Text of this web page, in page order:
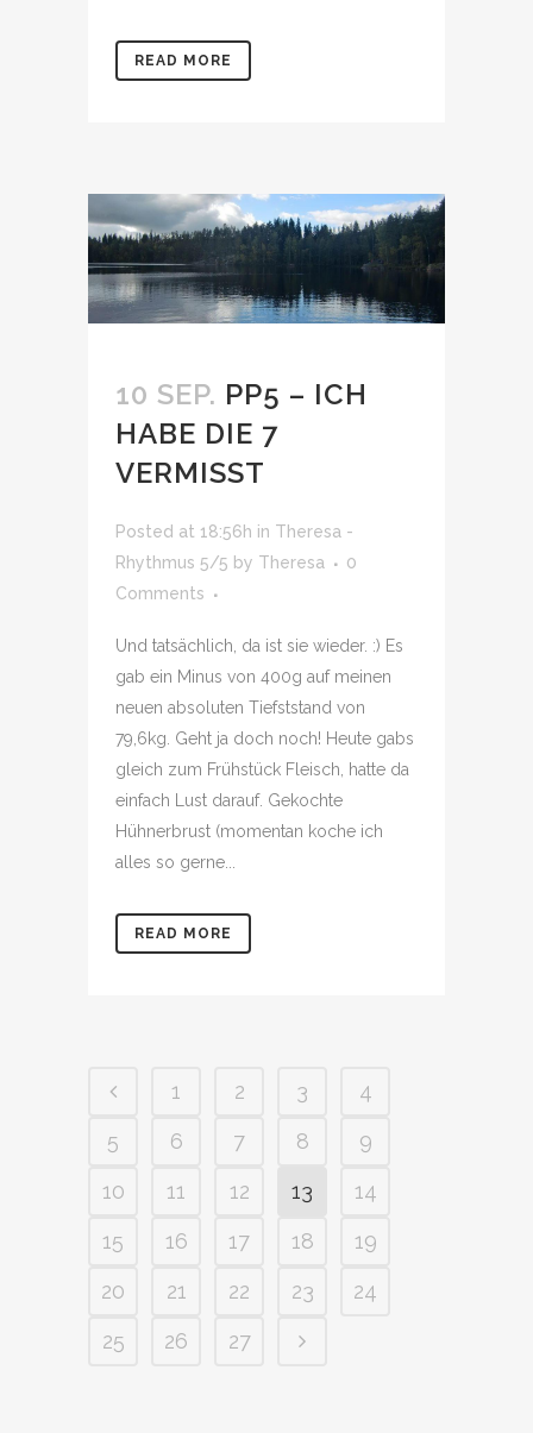
READ MORE
10 SEP. PP5 – ICH
HABE DIE 7
VERMISST
Posted at 18:56h in Theresa -
Rhythmus 5/5 by Theresa
0
Comments
Und tatsächlich, da ist sie wieder. :) Es
gab ein Minus von 400g auf meinen
neuen absoluten Tiefststand von
79,6kg. Geht ja doch noch! Heute gabs
gleich zum Frühstück Fleisch, hatte da
einfach Lust darauf. Gekochte
Hühnerbrust (momentan koche ich
alles so gerne...
READ MORE
1 2 3
4
5
6 7 8
9
10
11 12 13
14
15
16 17 18
19
20
21 22 23
24
25
26 27